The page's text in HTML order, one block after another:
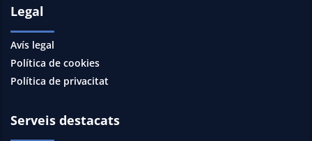
Legal
Avís legal
Política de cookies
Política de privacitat
Serveis destacats